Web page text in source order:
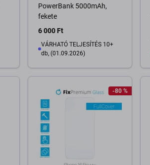
PowerBank 5000mAh,
fekete
6 000 Ft
VÁRHATÓ TELJESÍTÉS 10+
db, (01.09.2026)
Kosárba
-80 %